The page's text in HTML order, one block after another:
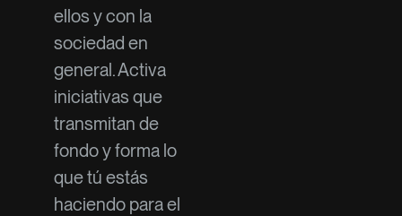
ellos y con la
sociedad en
general. Activa
iniciativas que
transmitan de
fondo y forma lo
que tú estás
haciendo para el